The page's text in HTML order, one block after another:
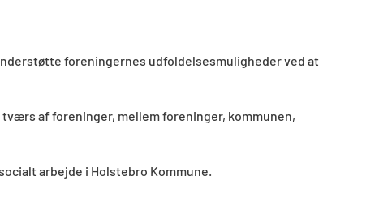
foreningernes udfoldelsesmuligheder ved at
af foreninger, mellem foreninger, kommunen,
arbejde i Holstebro Kommune.